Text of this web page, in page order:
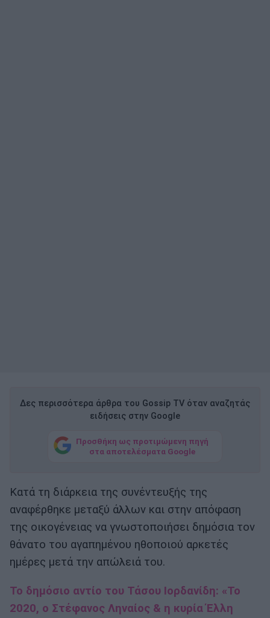
Δες περισσότερα άρθρα του Gossip TV όταν αναζητάς
ειδήσεις στην Google
Προσθήκη ως προτιμώμενη πηγή
στα αποτελέσματα Google
Κατά τη διάρκεια της συνέντευξής της
αναφέρθηκε μεταξύ άλλων και στην απόφαση
της οικογένειας να γνωστοποιήσει δημόσια τον
θάνατο του αγαπημένου ηθοποιού αρκετές
ημέρες μετά την απώλειά του.
Το δημόσιο αντίο του Τάσου Ιορδανίδη: «Το
2020, ο Στέφανος Ληναίος & η κυρία Έλλη